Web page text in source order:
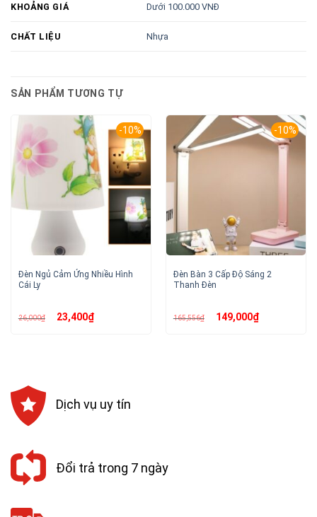
KHOẢNG GIÁ Dưới 100.000 VNĐ
CHẤT LIỆU Nhựa
SẢN PHẨM TƯƠNG TỰ
-10%
Đèn Ngủ Cảm Ứng Nhiều Hình
Cái Ly
26,000₫ Giá
gốc23,400₫Giá
-10%
Đèn Bàn 3 Cấp Độ Sáng 2
Thanh Đèn
165,556₫ Giá
gốc149,000₫Giá
Dịch vụ uy tín
Đổi trả trong 7 ngày